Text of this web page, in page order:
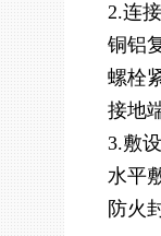
2.连
铜铝
螺栓
接地
3.敷
水平
防火